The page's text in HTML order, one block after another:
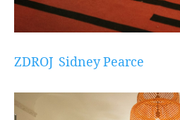
ZDROJ Sidney Pearce